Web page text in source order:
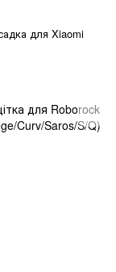
для Xiaomi